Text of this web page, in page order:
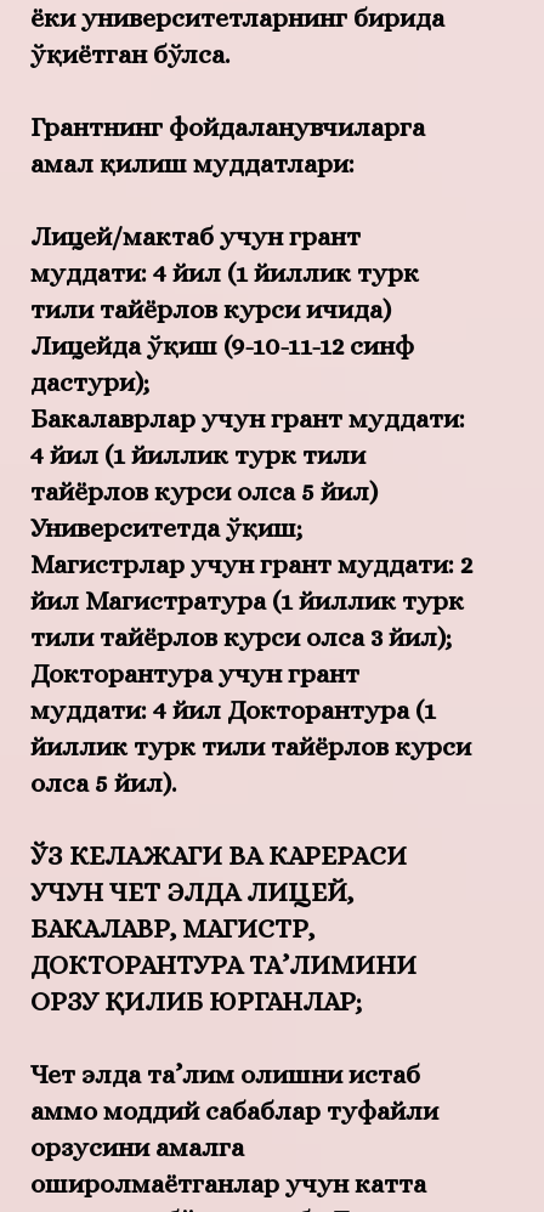
ёки университетларнинг бирида
ўқиётган бўлса.
Грантнинг фойдаланувчиларга
амал қилиш муддатлари:
Лицей/мактаб учун грант
муддати: 4 йил (1 йиллик турк
тили тайёрлов курси ичида)
Лицейда ўқиш (9-10-11-12 синф
дастури);
Бакалаврлар учун грант муддати:
4 йил (1 йиллик турк тили
тайёрлов курси олса 5 йил)
Университетда ўқиш;
Магистрлар учун грант муддати: 2
йил Магистратура (1 йиллик турк
тили тайёрлов курси олса 3 йил);
Докторантураучун грант
муддати: 4 йил Докторантура (1
йиллик турк тили тайёрлов курси
олса 5 йил).
ЎЗ КЕЛАЖАГИ ВА КАРЕРАСИ
УЧУН ЧЕТ ЭЛДА ЛИЦЕЙ,
БАКАЛАВР, МАГИСТР,
ДОКТОРАНТУРА ТА’ЛИМИНИ
ОРЗУ ҚИЛИБ ЮРГАНЛАР;
Чет элда та’лим олишни истаб
аммо моддий сабаблар туфайли
орзусини амалга
оширолмаётганлар учун катта